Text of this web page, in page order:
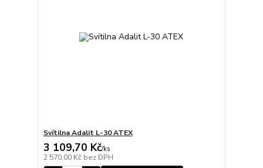
Svítilna Adalit L-30 ATEX
3 109,70 Kč/ks
2 570,00 Kč bez DPH